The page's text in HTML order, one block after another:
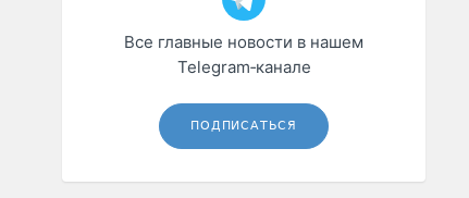
Все главные новости в нашем
Telegram‑канале
ПОДПИСАТЬСЯ